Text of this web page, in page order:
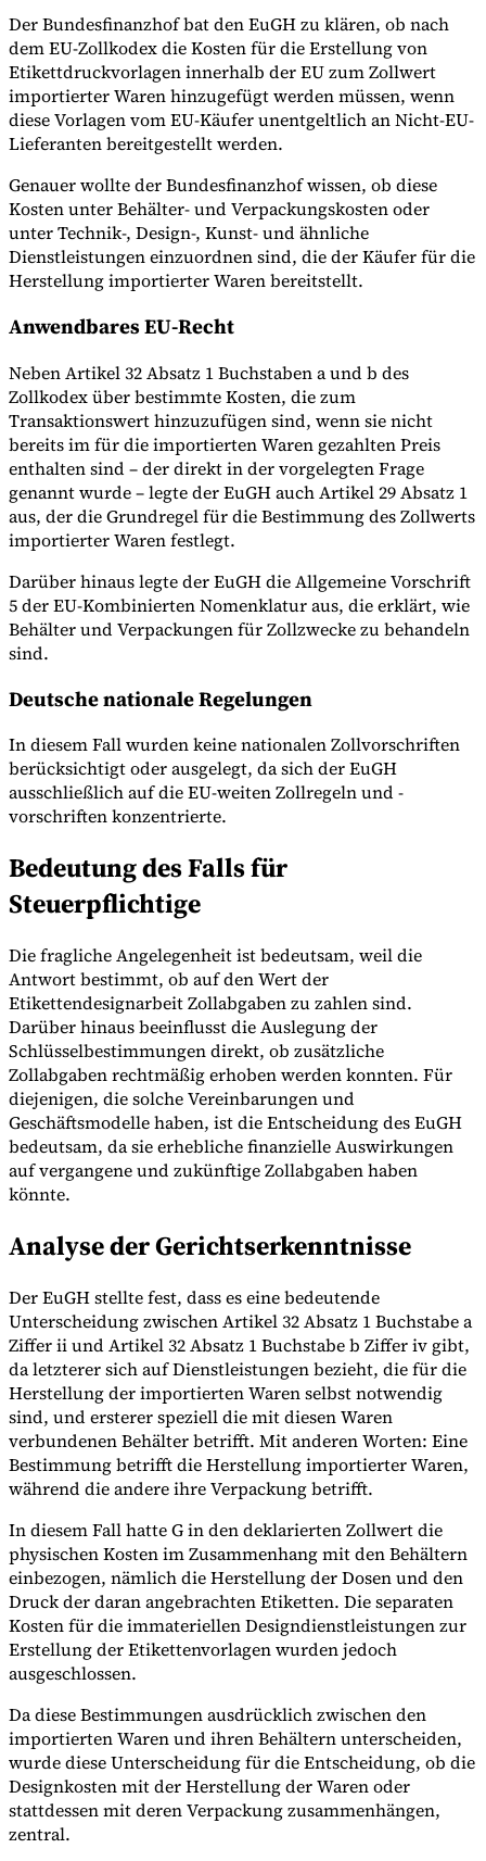
Der Bundesfinanzhof bat den EuGH zu klären, ob nach
dem EU-Zollkodex die Kosten für die Erstellung von
Etikettdruckvorlagen innerhalb der EU zum Zollwert
importierter Waren hinzugefügt werden müssen, wenn
diese Vorlagen vom EU-Käufer unentgeltlich an Nicht-EU-
Lieferanten bereitgestellt werden.
Genauer wollte der Bundesfinanzhof wissen, ob diese
Kosten unter Behälter- und Verpackungskosten oder
unter Technik-, Design-, Kunst- und ähnliche
Dienstleistungen einzuordnen sind, die der Käufer für die
Herstellung importierter Waren bereitstellt.
Anwendbares EU-Recht
Neben Artikel 32 Absatz 1 Buchstaben a und b des
Zollkodex über bestimmte Kosten, die zum
Transaktionswert hinzuzufügen sind, wenn sie nicht
bereits im für die importierten Waren gezahlten Preis
enthalten sind – der direkt in der vorgelegten Frage
genannt wurde – legte der EuGH auch Artikel 29 Absatz 1
aus, der die Grundregel für die Bestimmung des Zollwerts
importierter Waren festlegt.
Darüber hinaus legte der EuGH die Allgemeine Vorschrift
5 der EU-Kombinierten Nomenklatur aus, die erklärt, wie
Behälter und Verpackungen für Zollzwecke zu behandeln
sind.
Deutsche nationale Regelungen
In diesem Fall wurden keine nationalen Zollvorschriften
berücksichtigt oder ausgelegt, da sich der EuGH
ausschließlich auf die EU-weiten Zollregeln und -
vorschriften konzentrierte.
Bedeutung des Falls für
Steuerpflichtige
Die fragliche Angelegenheit ist bedeutsam, weil die
Antwort bestimmt, ob auf den Wert der
Etikettendesignarbeit Zollabgaben zu zahlen sind.
Darüber hinaus beeinflusst die Auslegung der
Schlüsselbestimmungen direkt, ob zusätzliche
Zollabgaben rechtmäßig erhoben werden konnten. Für
diejenigen, die solche Vereinbarungen und
Geschäftsmodelle haben, ist die Entscheidung des EuGH
bedeutsam, da sie erhebliche finanzielle Auswirkungen
auf vergangene und zukünftige Zollabgaben haben
könnte.
Analyse der Gerichtserkenntnisse
Der EuGH stellte fest, dass es eine bedeutende
Unterscheidung zwischen Artikel 32 Absatz 1 Buchstabe a
Ziffer ii und Artikel 32 Absatz 1 Buchstabe b Ziffer iv gibt,
da letzterer sich auf Dienstleistungen bezieht, die für die
Herstellung der importierten Waren selbst notwendig
sind, und ersterer speziell die mit diesen Waren
verbundenen Behälter betrifft. Mit anderen Worten: Eine
Bestimmung betrifft die Herstellung importierter Waren,
während die andere ihre Verpackung betrifft.
In diesem Fall hatte G in den deklarierten Zollwert die
physischen Kosten im Zusammenhang mit den Behältern
einbezogen, nämlich die Herstellung der Dosen und den
Druck der daran angebrachten Etiketten. Die separaten
Kosten für die immateriellen Designdienstleistungen zur
Erstellung der Etikettenvorlagen wurden jedoch
ausgeschlossen.
Da diese Bestimmungen ausdrücklich zwischen den
importierten Waren und ihren Behältern unterscheiden,
wurde diese Unterscheidung für die Entscheidung, ob die
Designkosten mit der Herstellung der Waren oder
stattdessen mit deren Verpackung zusammenhängen,
zentral.